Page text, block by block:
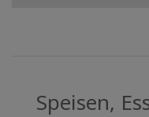
Speisen,